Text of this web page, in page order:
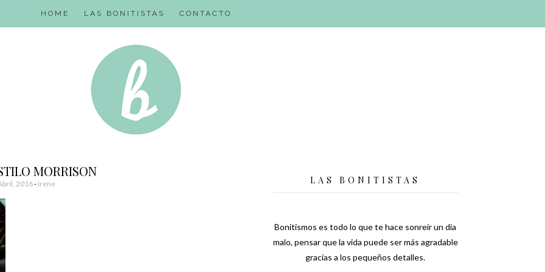
HOME LAS BONITISTAS CONTACTO
MORRISON
2016- Irene LAS BONITISTAS
Bonitismos es todo lo que te hace sonreír un día
malo, pensar que la vida puede ser más agradable
gracias a los pequeños detalles.